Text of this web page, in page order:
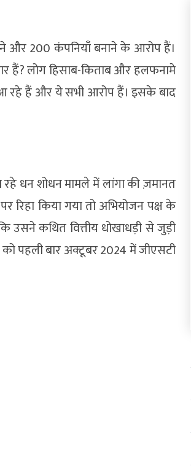
और 200 कंपनियाँ बनाने के आरोप हैं।
हैं? लोग हिसाब-किताब और हलफनामे
रहे हैं और ये सभी आरोप हैं। इसके बाद
रहे धन शोधन मामले में लांगा की ज़मानत
रिहा किया गया तो अभियोजन पक्ष के
उसने कथित वित्तीय धोखाधड़ी से जुड़ी
पहली बार अक्टूबर 2024 में जीएसटी